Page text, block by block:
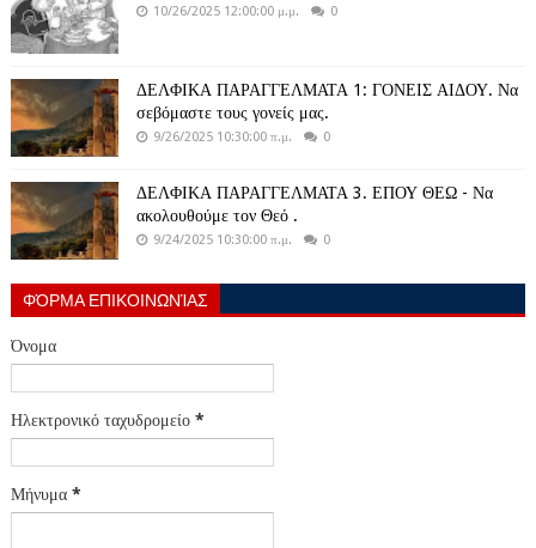
10/26/2025 12:00:00 μ.μ. 0
ΔΕΛΦΙΚΑ ΠΑΡΑΓΓΕΛΜΑΤΑ 1: ΓΟΝΕΙΣ ΑΙΔΟΥ. Να
σεβόμαστε τους γονείς μας.
9/26/2025 10:30:00 π.μ. 0
ΔΕΛΦΙΚΑ ΠΑΡΑΓΓΕΛΜΑΤΑ 3. ΕΠΟΥ ΘΕΩ - Να
ακολουθούμε τον Θεό .
9/24/2025 10:30:00 π.μ. 0
ΦΌΡΜΑ ΕΠΙΚΟΙΝΩΝΊΑΣ
Όνομα
Ηλεκτρονικό ταχυδρομείο *
Μήνυμα *